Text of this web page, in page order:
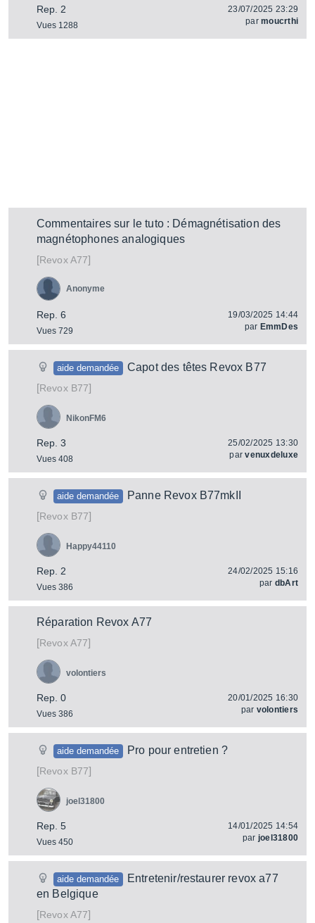
Rep. 2
Vues 1288
23/07/2025 23:29
parmoucrthi
Commentaires sur le tuto : Démagnétisation des
magnétophones analogiques
[RevoxA77]
Rep. 6
Vues 729
Anonyme
19/03/2025 14:44
par EmmDes
aide demandée
Capot des têtes Revox B77
[RevoxB77]
Rep. 3
Vues 408
NikonFM6
25/02/2025 13:30
parvenuxdeluxe
aide demandée
Panne Revox B77mkII
[RevoxB77]
Rep. 2
Vues 386
Happy44110
24/02/2025 15:16
par dbArt
Réparation Revox A77
[RevoxA77]
Rep. 0
Vues 386
volontiers
20/01/2025 16:30
par volontiers
aide demandée
Pro pour entretien ?
[RevoxB77]
Rep. 5
Vues 450
joel31800
14/01/2025 14:54
par joel31800
aide demandée
Entretenir/restaurer revox a77
en Belgique
[RevoxA77]